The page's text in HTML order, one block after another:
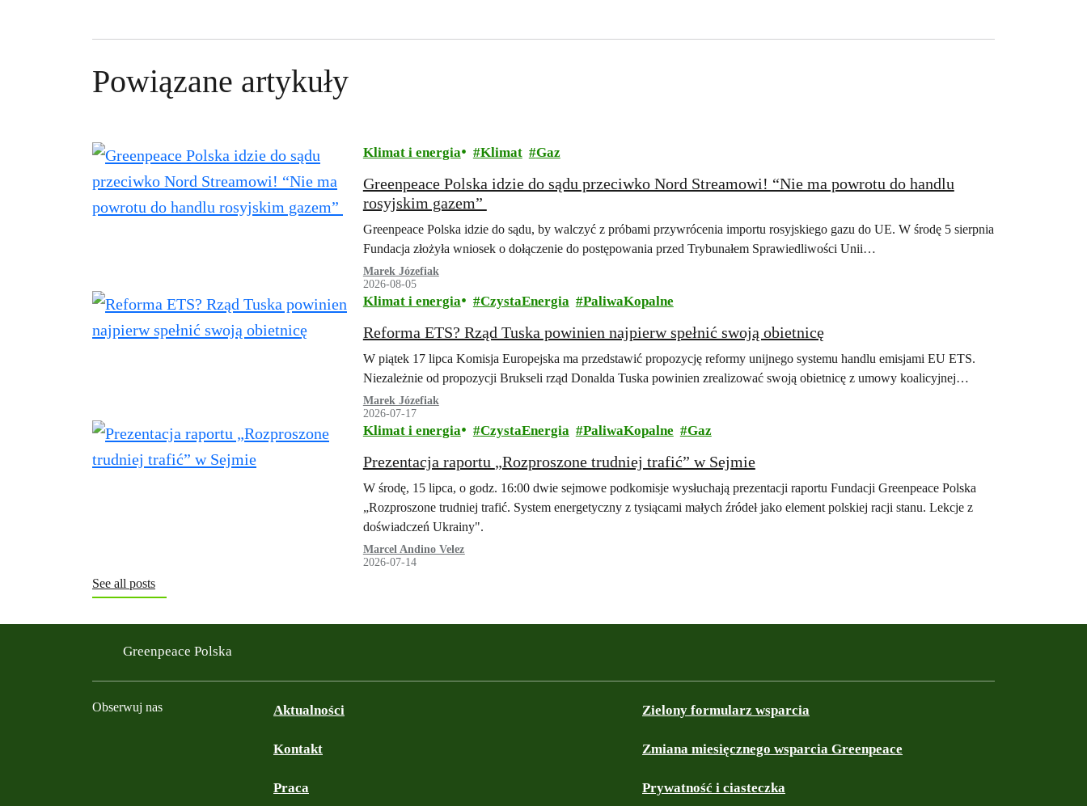
Powiązane artykuły
Klimat i energia Klimat Gaz
Greenpeace Polska idzie do sądu przeciwko Nord Streamowi! “Nie ma powrotu do handlu
rosyjskim gazem”
Greenpeace Polska idzie do sądu, by walczyć z próbami przywrócenia importu rosyjskiego gazu do UE. W środę 5 sierpnia
Fundacja złożyła wniosek o dołączenie do postępowania przed Trybunałem Sprawiedliwości Unii…
Marek Józefiak
2026-08-05
Klimat i energia CzystaEnergia PaliwaKopalne
Reforma ETS? Rząd Tuska powinien najpierw spełnić swoją obietnicę
W piątek 17 lipca Komisja Europejska ma przedstawić propozycję reformy unijnego systemu handlu emisjami EU ETS.
Niezależnie od propozycji Brukseli rząd Donalda Tuska powinien zrealizować swoją obietnicę z umowy koalicyjnej…
Marek Józefiak
2026-07-17
Klimat i energia CzystaEnergia PaliwaKopalne Gaz
Prezentacja raportu „Rozproszone trudniej trafić” w Sejmie
W środę, 15 lipca, o godz. 16:00 dwie sejmowe podkomisje wysłuchają prezentacji raportu Fundacji Greenpeace Polska
„Rozproszone trudniej trafić. System energetyczny z tysiącami małych źródeł jako element polskiej racji stanu. Lekcje z
doświadczeń Ukrainy".
Marcel Andino Velez
2026-07-14
See all posts
Greenpeace Polska
Obserwuj nas Aktualności
Kontakt
Praca
Zielony formularz wsparcia
Zmiana miesięcznego wsparcia Greenpeace
Prywatność i ciasteczka